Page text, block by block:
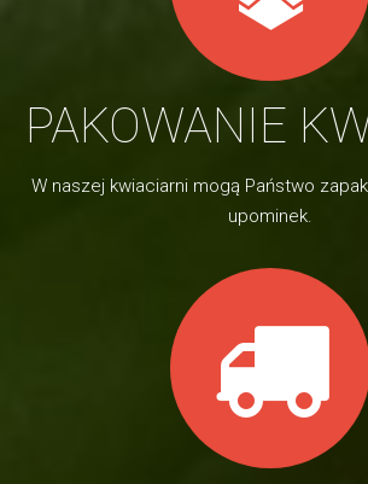
PAKOWANIE
W naszej kwiaciarni mogą Państwo
upominek.